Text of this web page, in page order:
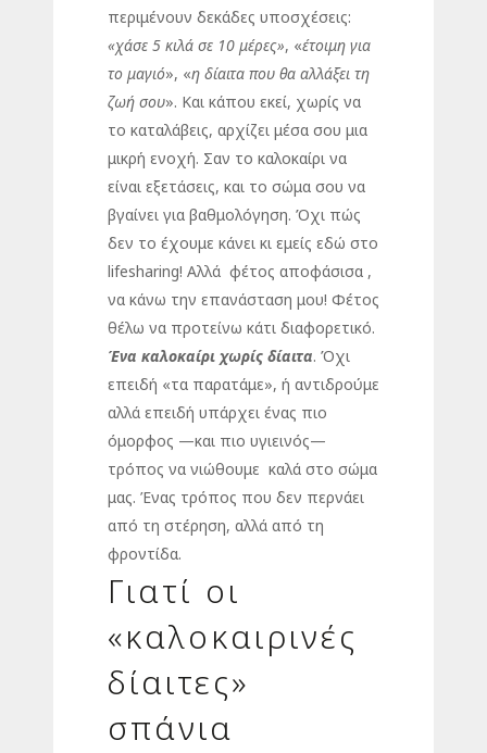
περιμένουν δεκάδες υποσχέσεις:
«χάσε 5 κιλά σε 10 μέρες», «έτοιμη για
το μαγιό», «η δίαιτα που θα αλλάξει τη
ζωή σου». Και κάπου εκεί, χωρίς να
το καταλάβεις, αρχίζει μέσα σου μια
μικρή ενοχή. Σαν το καλοκαίρι να
είναι εξετάσεις, και το σώμα σου να
βγαίνει για βαθμολόγηση. Όχι πώς
δεν το έχουμε κάνει κι εμείς εδώ στο
lifesharing! Αλλά φέτος αποφάσισα ,
να κάνω την επανάσταση μου! Φέτος
θέλω να προτείνω κάτι διαφορετικό.
Ένα καλοκαίρι χωρίς δίαιτα. Όχι
επειδή «τα παρατάμε», ή αντιδρούμε
αλλά επειδή υπάρχει ένας πιο
όμορφος —και πιο υγιεινός—
τρόπος να νιώθουμε καλά στο σώμα
μας. Ένας τρόπος που δεν περνάει
από τη στέρηση, αλλά από τη
φροντίδα.
Γιατί οι
«καλοκαιρινές
δίαιτες»
σπάνια